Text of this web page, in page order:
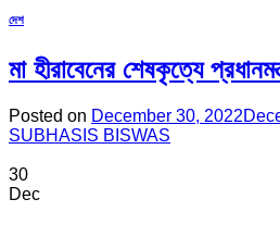
দেশ
মা হীরাবেনের শেষকৃত্যে
Posted on December 30, 2022
SUBHASIS BISWAS
30
Dec